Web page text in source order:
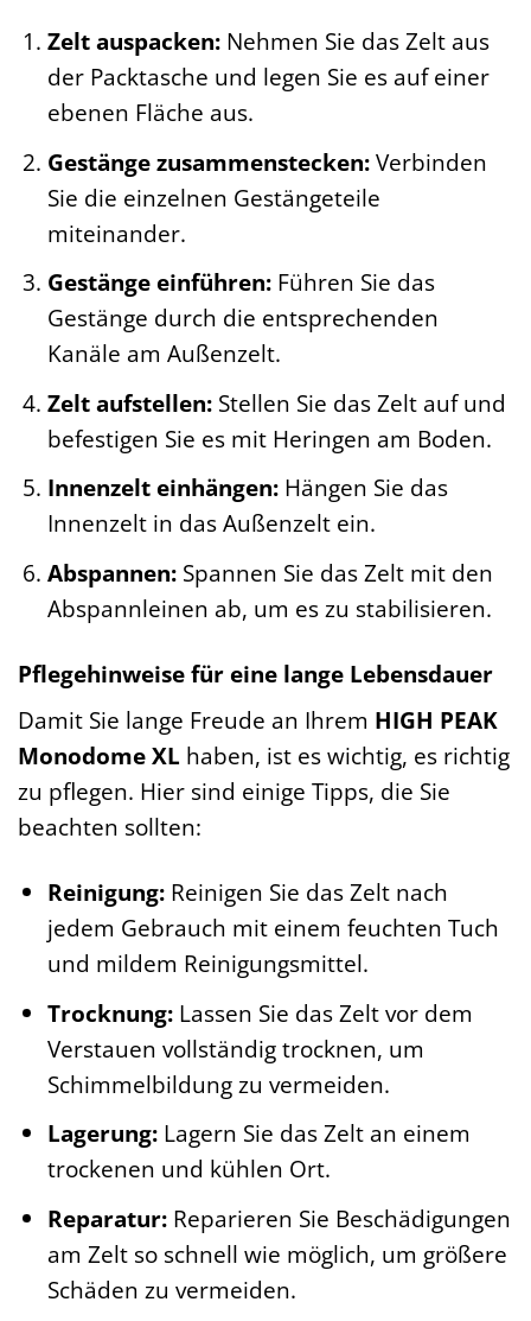
Zelt auspacken:Nehmen Sie das Zelt aus
der Packtasche und legen Sie es auf einer
ebenen Fläche aus.
Gestänge zusammenstecken:Verbinden
Sie die einzelnen Gestängeteile
miteinander.
Gestänge einführen:Führen Sie das
Gestänge durch die entsprechenden
Kanäle am Außenzelt.
Zelt aufstellen:Stellen Sie das Zelt auf und
befestigen Sie es mit Heringen am Boden.
Innenzelt einhängen:Hängen Sie das
Innenzelt in das Außenzelt ein.
Abspannen:Spannen Sie das Zelt mit den
Abspannleinen ab, um es zu stabilisieren.
Pflegehinweise für eine lange Lebensdauer
Damit Sie lange Freude an Ihrem HIGH PEAK
Monodome XL haben, ist es wichtig, es richtig
zu pflegen. Hier sind einige Tipps, die Sie
beachten sollten:
Reinigung:Reinigen Sie das Zelt nach
jedem Gebrauch mit einem feuchten Tuch
und mildem Reinigungsmittel.
Trocknung:Lassen Sie das Zelt vor dem
Verstauen vollständig trocknen, um
Schimmelbildung zu vermeiden.
Lagerung:Lagern Sie das Zelt an einem
trockenen und kühlen Ort.
Reparatur:Reparieren Sie Beschädigungen
am Zelt so schnell wie möglich, um größere
Schäden zu vermeiden.